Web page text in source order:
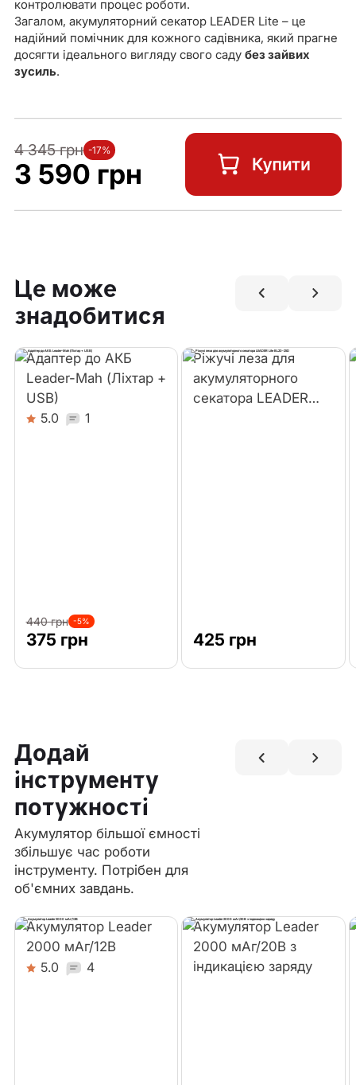
контролювати процес роботи.
Загалом, акумуляторний секатор LEADER Lite – це
надійний помічник для кожного садівника, який прагне
досягти ідеального вигляду свого саду без зайвих
зусиль.
4 345 грн -17%
3 590 грн
Це може
знадобитися
Адаптер до АКБ
Leader-Mah (Ліхтар +
USB)
5.0 1
440 грн -5%
375 грн
Ріжучі леза для
акумуляторного
секатора LEADER
425 грн
Додай
інструменту
потужності
Акумулятор більшої ємності
збільшує час роботи
інструменту. Потрібен для
об'ємних завдань.
Акумулятор Leader
2000 мАг/12В
5.0 4
Акумулятор Leader
2000 мАг/20В з
індикацією заряду